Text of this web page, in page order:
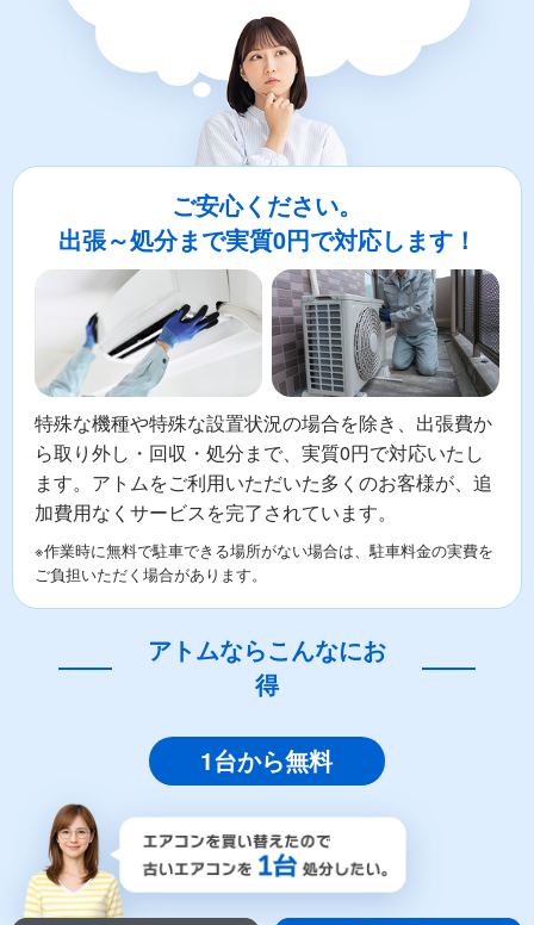
ご安心ください。
出張～処分まで実質0円で対応します！
特殊な機種や特殊な設置状況の場合を除き、出張費か
ら取り外し・回収・処分まで、実質0円で対応いたし
ます。アトムをご利用いただいた多くのお客様が、追
加費用なくサービスを完了されています。
※作業時に無料で駐車できる場所がない場合は、駐車料金の実費を
ご負担いただく場合があります。
アトムならこんなにお
得
1台から無料